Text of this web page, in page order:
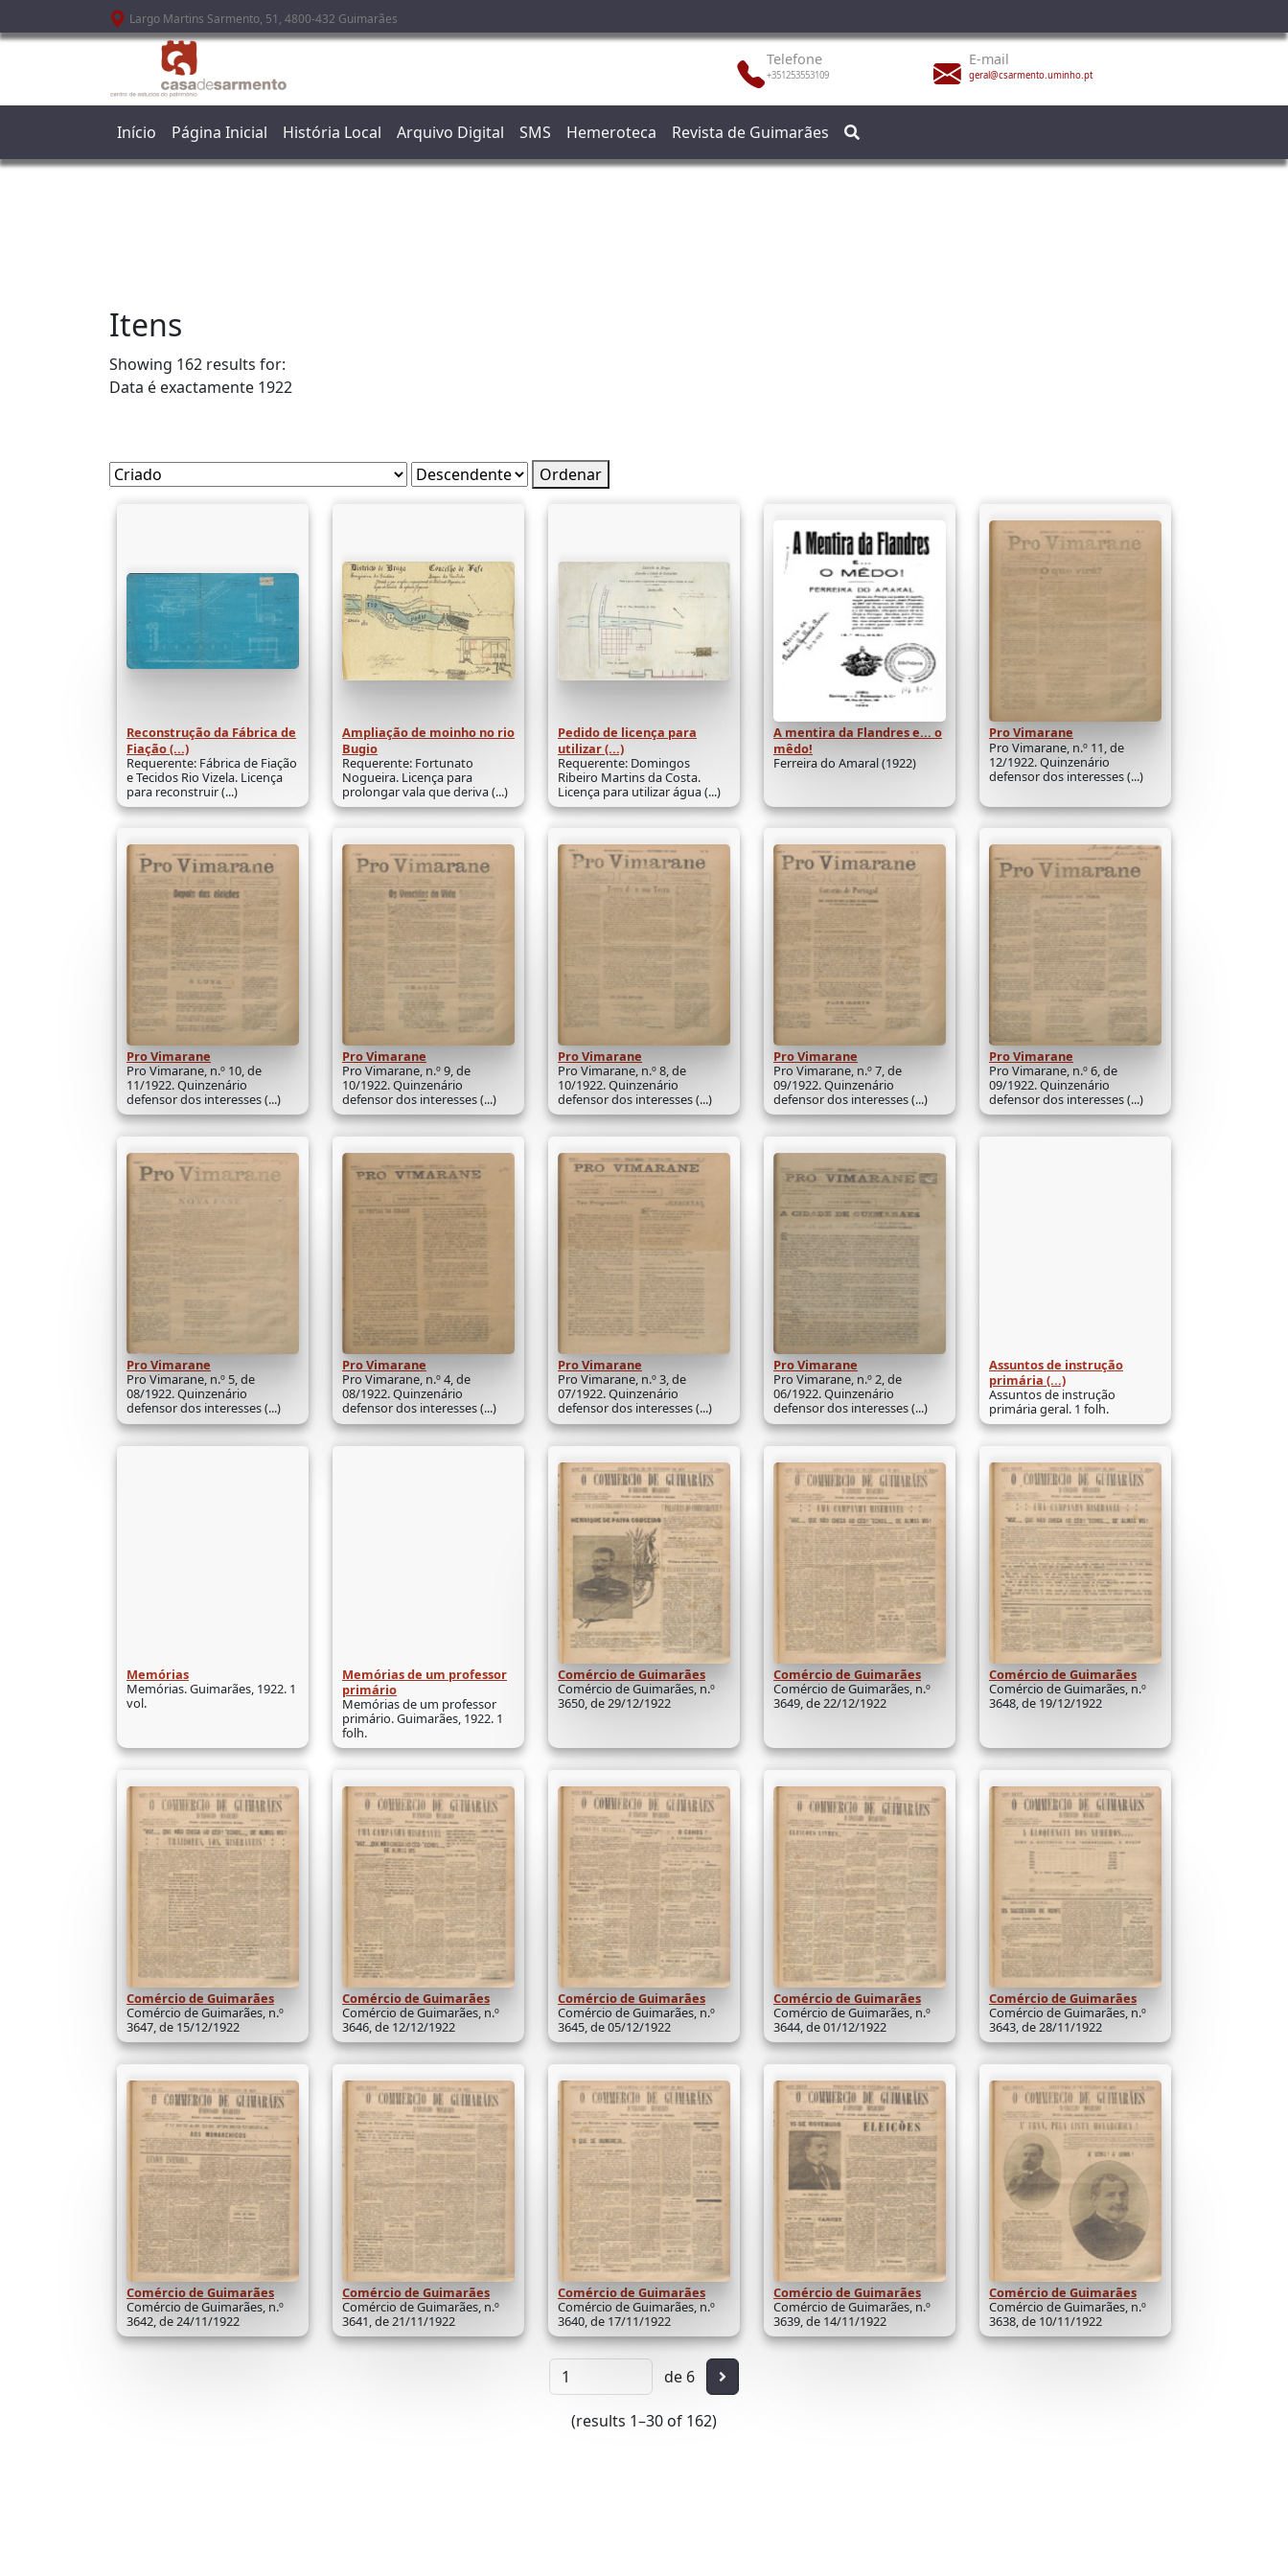
Passar para o conteúdo principalLargo Martins Sarmento, 51, 4800-432 Guimarães
Telefone
+351253553109
E-mail
geral@csarmento.uminho.pt
Início Página Inicial História Local Arquivo Digital SMS Hemeroteca Revista de Guimarães
Itens
Showing 162 results for:
Data é exactamente 1922
Ordenar
Reconstrução da Fábrica de
Fiação (...)
Requerente: Fábrica de Fiação
e Tecidos Rio Vizela. Licença
para reconstruir (...)
Ampliação de moinho no rio
Bugio
Requerente: Fortunato
Nogueira. Licença para
prolongar vala que deriva (...)
Pedido de licença para
utilizar (...)
Requerente: Domingos
Ribeiro Martins da Costa.
Licença para utilizar água (...)
A mentira da Flandres e... o
mêdo!
Ferreira do Amaral (1922)
Pro Vimarane
Pro Vimarane, n.º 11, de
12/1922. Quinzenário
defensor dos interesses (...)
Pro Vimarane
Pro Vimarane, n.º 10, de
11/1922. Quinzenário
defensor dos interesses (...)
Pro Vimarane
Pro Vimarane, n.º 9, de
10/1922. Quinzenário
defensor dos interesses (...)
Pro Vimarane
Pro Vimarane, n.º 8, de
10/1922. Quinzenário
defensor dos interesses (...)
Pro Vimarane
Pro Vimarane, n.º 7, de
09/1922. Quinzenário
defensor dos interesses (...)
Pro Vimarane
Pro Vimarane, n.º 6, de
09/1922. Quinzenário
defensor dos interesses (...)
Pro Vimarane
Pro Vimarane, n.º 5, de
08/1922. Quinzenário
defensor dos interesses (...)
Pro Vimarane
Pro Vimarane, n.º 4, de
08/1922. Quinzenário
defensor dos interesses (...)
Pro Vimarane
Pro Vimarane, n.º 3, de
07/1922. Quinzenário
defensor dos interesses (...)
Pro Vimarane
Pro Vimarane, n.º 2, de
06/1922. Quinzenário
defensor dos interesses (...)
Assuntos de instrução
primária (...)
Assuntos de instrução
primária geral. 1 folh.
Memórias
Memórias. Guimarães, 1922. 1
vol.
Memórias de um professor
primário
Memórias de um professor
primário. Guimarães, 1922. 1
folh.
Comércio de Guimarães
Comércio de Guimarães, n.º
3650, de 29/12/1922
Comércio de Guimarães
Comércio de Guimarães, n.º
3649, de 22/12/1922
Comércio de Guimarães
Comércio de Guimarães, n.º
3648, de 19/12/1922
Comércio de Guimarães
Comércio de Guimarães, n.º
3647, de 15/12/1922
Comércio de Guimarães
Comércio de Guimarães, n.º
3646, de 12/12/1922
Comércio de Guimarães
Comércio de Guimarães, n.º
3645, de 05/12/1922
Comércio de Guimarães
Comércio de Guimarães, n.º
3644, de 01/12/1922
Comércio de Guimarães
Comércio de Guimarães, n.º
3643, de 28/11/1922
Comércio de Guimarães
Comércio de Guimarães, n.º
3642, de 24/11/1922
Comércio de Guimarães
Comércio de Guimarães, n.º
3641, de 21/11/1922
Comércio de Guimarães
Comércio de Guimarães, n.º
3640, de 17/11/1922
Comércio de Guimarães
Comércio de Guimarães, n.º
3639, de 14/11/1922
Comércio de Guimarães
Comércio de Guimarães, n.º
3638, de 10/11/1922
de 6
(results 1–30 of 162)